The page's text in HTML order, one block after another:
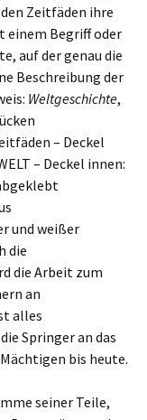
Zeitfäden ihre
einem Begriff oder
auf der genau die
Beschreibung der
Weltgeschichte,
– Deckel
– Deckel innen:
und weißer
die
die Arbeit zum
an
alles
Springer an das
bis heute.
seiner Teile,